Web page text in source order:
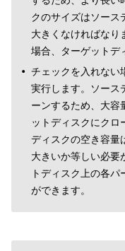
クのサイズはソース
大きくなければなり
場合、ターゲットデ
チェックを入れない
実行します。ソース
ーンするため、大容
ットディスクにクロ
ディスクの空き容量
大きいか等しい必要
トディスク上の各
ができます。